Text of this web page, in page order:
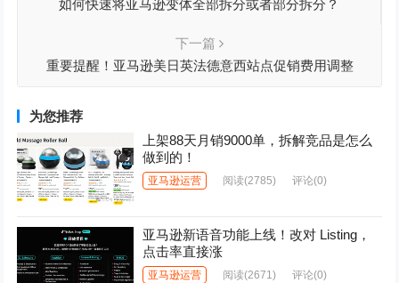
如何快速将亚马逊变体全部拆分或者部分拆分？
下一篇
重要提醒！亚马逊美日英法德意西站点促销费用调整
为您推荐
上架88天月销9000单，拆解竞品是怎么
做到的！
亚马逊运营 阅读(2785) 评论(0)
亚马逊新语音功能上线！改对 Listing，
点击率直接涨
亚马逊运营 阅读(2671) 评论(0)